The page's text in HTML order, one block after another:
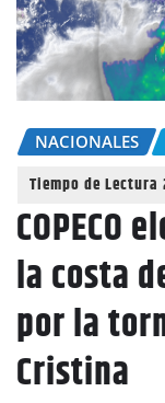
NACIONALES
COPECO
la costa
por la
Cristina